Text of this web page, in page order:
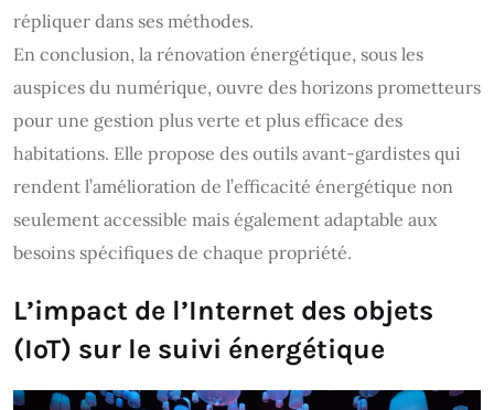
répliquer dans ses méthodes.
En conclusion, la rénovation énergétique, sous les
auspices du numérique, ouvre des horizons prometteurs
pour une gestion plus verte et plus efficace des
habitations. Elle propose des outils avant-gardistes qui
rendent l’amélioration de l’efficacité énergétique non
seulement accessible mais également adaptable aux
besoins spécifiques de chaque propriété.
L’impact de l’Internet des objets
(IoT) sur le suivi énergétique